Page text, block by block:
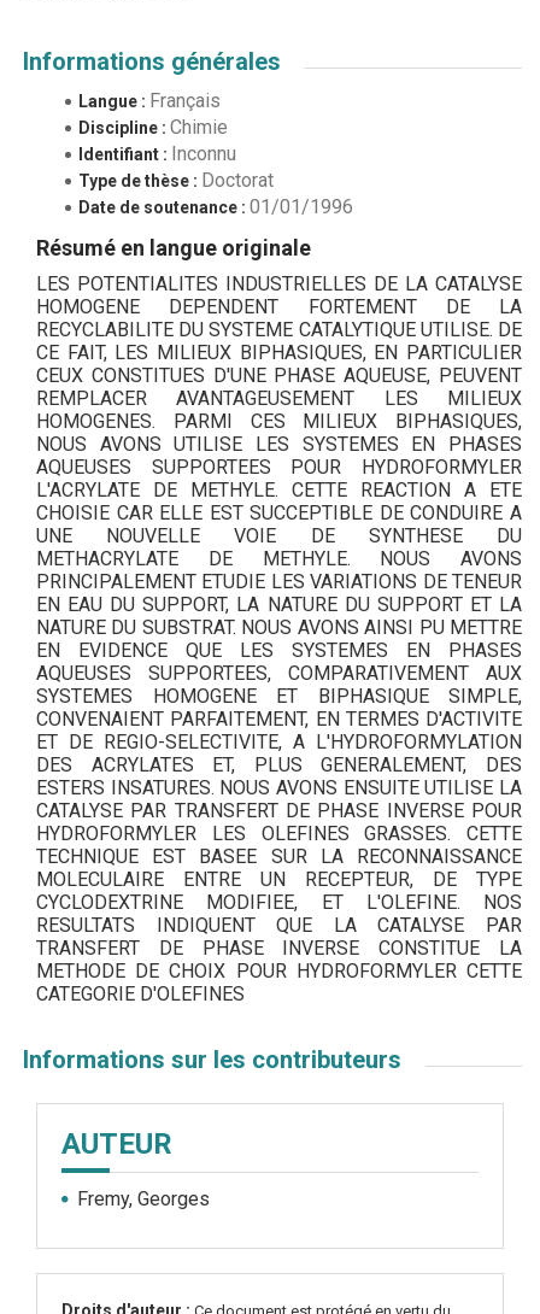
Informations générales
Langue : Français
Discipline : Chimie
Identifiant : Inconnu
Type de thèse : Doctorat
Date de soutenance : 01/01/1996
Résumé en langue originale
LES POTENTIALITES INDUSTRIELLES DE LA CATALYSE
HOMOGENE DEPENDENT FORTEMENT DE LA
RECYCLABILITE DU SYSTEME CATALYTIQUE UTILISE. DE
CE FAIT, LES MILIEUX BIPHASIQUES, EN PARTICULIER
CEUX CONSTITUES D'UNE PHASE AQUEUSE, PEUVENT
REMPLACER AVANTAGEUSEMENT LES MILIEUX
HOMOGENES. PARMI CES MILIEUX BIPHASIQUES,
NOUS AVONS UTILISE LES SYSTEMES EN PHASES
AQUEUSES SUPPORTEES POUR HYDROFORMYLER
L'ACRYLATE DE METHYLE. CETTE REACTION A ETE
CHOISIE CAR ELLE EST SUCCEPTIBLE DE CONDUIRE A
UNE NOUVELLE VOIE DE SYNTHESE DU
METHACRYLATE DE METHYLE. NOUS AVONS
PRINCIPALEMENT ETUDIE LES VARIATIONS DE TENEUR
EN EAU DU SUPPORT, LA NATURE DU SUPPORT ET LA
NATURE DU SUBSTRAT. NOUS AVONS AINSI PU METTRE
EN EVIDENCE QUE LES SYSTEMES EN PHASES
AQUEUSES SUPPORTEES, COMPARATIVEMENT AUX
SYSTEMES HOMOGENE ET BIPHASIQUE SIMPLE,
CONVENAIENT PARFAITEMENT, EN TERMES D'ACTIVITE
ET DE REGIO-SELECTIVITE, A L'HYDROFORMYLATION
DES ACRYLATES ET, PLUS GENERALEMENT, DES
ESTERS INSATURES. NOUS AVONS ENSUITE UTILISE LA
CATALYSE PAR TRANSFERT DE PHASE INVERSE POUR
HYDROFORMYLER LES OLEFINES GRASSES. CETTE
TECHNIQUE EST BASEE SUR LA RECONNAISSANCE
MOLECULAIRE ENTRE UN RECEPTEUR, DE TYPE
CYCLODEXTRINE MODIFIEE, ET L'OLEFINE. NOS
RESULTATS INDIQUENT QUE LA CATALYSE PAR
TRANSFERT DE PHASE INVERSE CONSTITUE LA
METHODE DE CHOIX POUR HYDROFORMYLER CETTE
CATEGORIE D'OLEFINES
Informations sur les contributeurs
AUTEUR
Fremy, Georges
Droits d'auteur :